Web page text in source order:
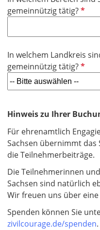
l
d
h
f
l
d
gemeinnützig tätig?P
c
h
t
f
l
In welchem Landkreis
gemeinnützig tätig?P
l
c
t
f
e
l
d
Hinweis zu Ihrer
Für ehrenamtlich
Sachsen übernimmt das
die Teilnehmerbeiträge.
Die Teilnehmerinnen
Sachsen sind natürlich
Wir freuen uns über
Spenden können Sie
zivilcourage.de/spenden.